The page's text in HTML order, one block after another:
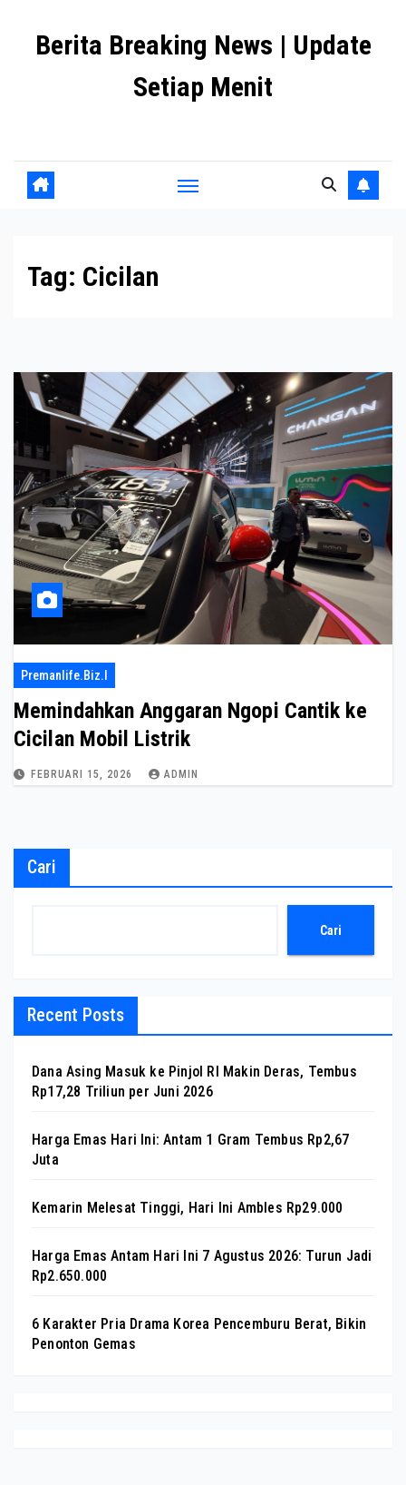
Berita Breaking News | Update
Setiap Menit
Tag: Cicilan
Premanlife.biz.i
Memindahkan Anggaran Ngopi Cantik ke
Cicilan Mobil Listrik
FEBRUARI 15, 2026 ADMIN
Cari
Cari
Recent Posts
Dana Asing Masuk ke Pinjol RI Makin Deras, Tembus
Rp17,28 Triliun per Juni 2026
Harga Emas Hari Ini: Antam 1 Gram Tembus Rp2,67
Juta
Kemarin Melesat Tinggi, Hari Ini Ambles Rp29.000
Harga Emas Antam Hari Ini 7 Agustus 2026: Turun Jadi
Rp2.650.000
6 Karakter Pria Drama Korea Pencemburu Berat, Bikin
Penonton Gemas